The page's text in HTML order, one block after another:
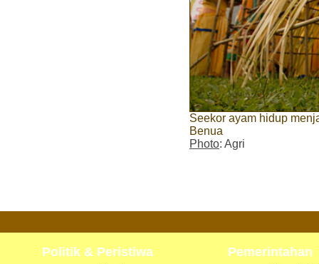
Seekor ayam hidup
Benua
Photo: Agri
Politik & Peristiwa Pemerintahan